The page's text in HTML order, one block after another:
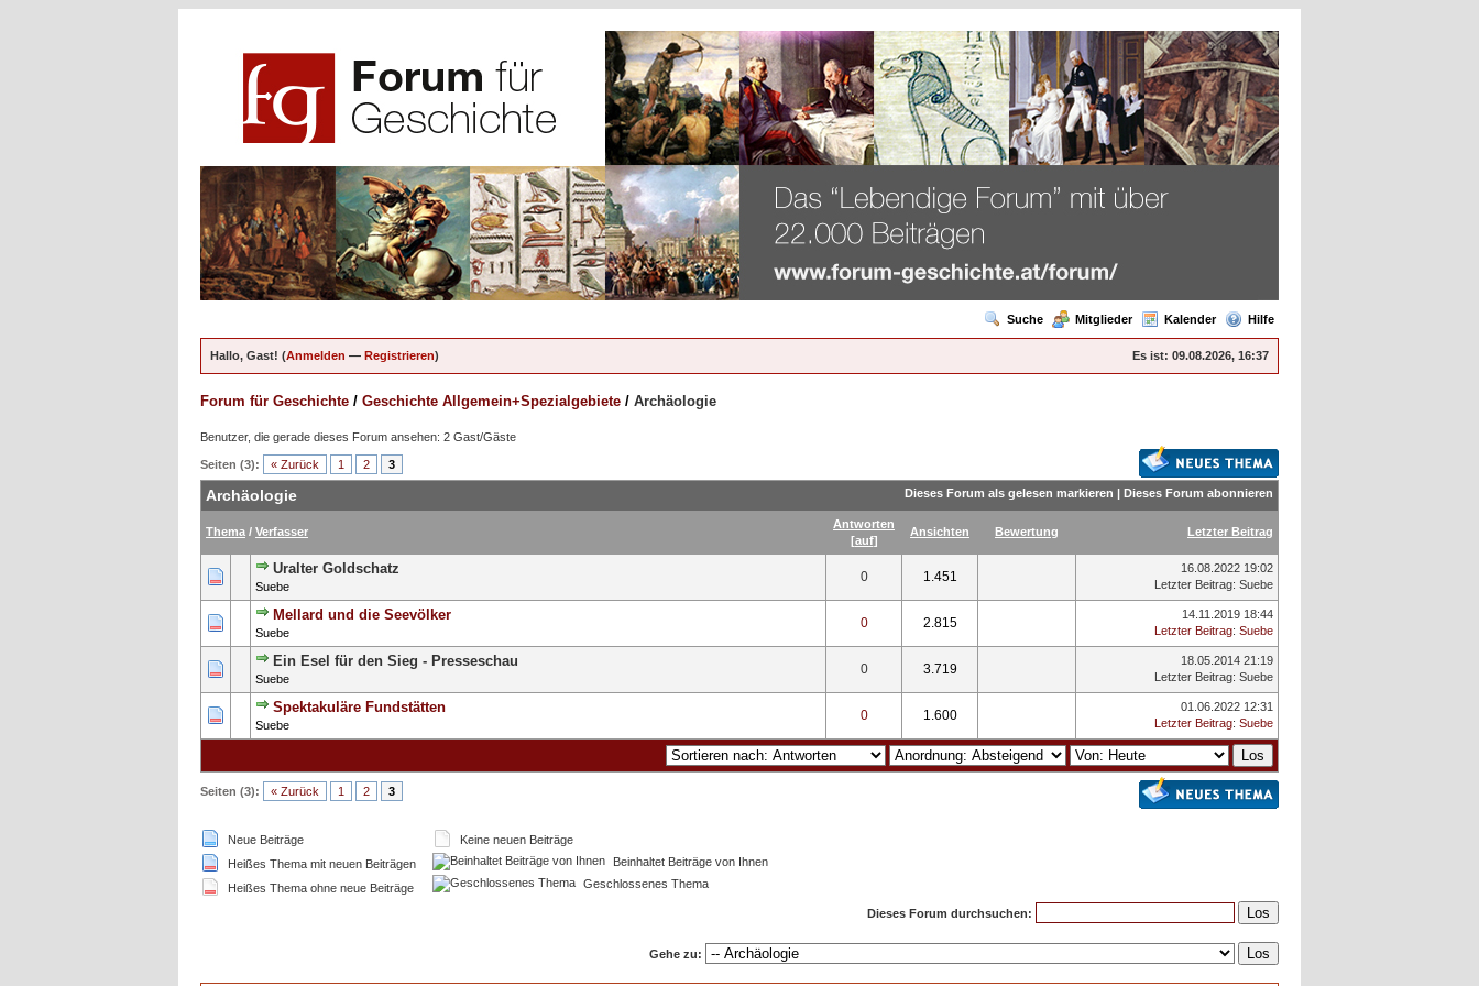
Suche Mitglieder Kalender Hilfe
Es ist: 09.08.2026, 16:37
Hallo, Gast! (Anmelden — Registrieren)
Forum für Geschichte / Geschichte Allgemein+Spezialgebiete / Archäologie
Benutzer, die gerade dieses Forum ansehen: 2 Gast/Gäste
Seiten (3): « Zurück 1 2 3
Dieses Forum als gelesen markieren | Dieses Forum abonnieren
Archäologie
Thema / Verfasser
Antworten
[auf]
Ansichten Bewertung Letzter Beitrag
Uralter Goldschatz
Suebe
0 1.451
0 Bewertung(en) - 0 von 5 durchschnittlich
16.08.2022 19:02
Letzter Beitrag: Suebe
Mellard und die Seevölker
Suebe
0 2.815
0 Bewertung(en) - 0 von 5 durchschnittlich
12
14.11.2019 18:44
Letzter Beitrag: Suebe
Ein Esel für den Sieg - Presseschau
Suebe
0 3.719
0 Bewertung(en) - 0 von 5 durchschnittlich
1 2345
18.05.2014 21:19
Letzter Beitrag: Suebe
Spektakuläre Fundstätten
Suebe
0 1.600
0 Bewertung(en) - 0 von 5 durchschnittlich
1
01.06.2022 12:31
Letzter Beitrag: Suebe
Seiten (3): « Zurück 1 2 3
Neue Beiträge
Heißes Thema mit neuen Beiträgen
Heißes Thema ohne neue Beiträge
Keine neuen Beiträge
Beinhaltet Beiträge von Ihnen
Geschlossenes Thema
Dieses Forum durchsuchen:
Gehe zu: